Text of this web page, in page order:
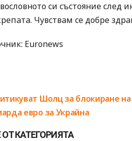
си състояние след
Чувствам се добре
Euronews
Шолц за блокиране на
евро за Украйна
КАТЕГОРИЯТА